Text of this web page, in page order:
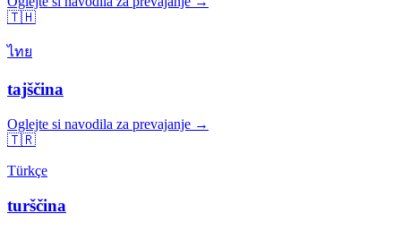
🇹🇭
ไทย
tajščina
Oglejte si navodila za prevajanje →
🇹🇷
Türkçe
turščina